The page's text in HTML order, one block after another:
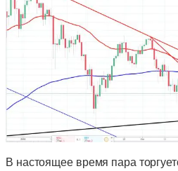
В настоящее время пара